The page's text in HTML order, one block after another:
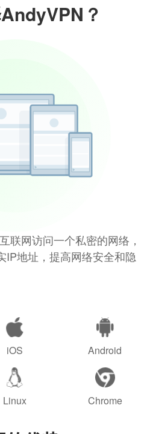
？
联网访问一个私密的网络，
IP地址，提高网络安全和隐
iOS Android
Linux Chrome